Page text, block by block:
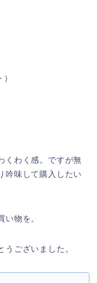
くわく感。ですが無
吟味して購入したい
い物を。
うございました。